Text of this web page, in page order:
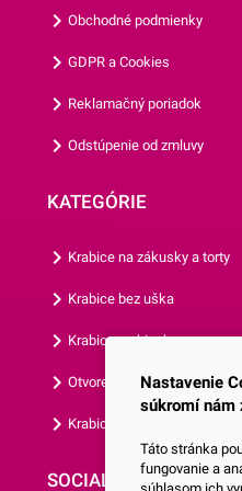
balenie obsahuje 8 kusov
prezrieť si aj ostatné párty
doplnky z našej ponuky.
Obchodné podmienky
GDPR a Cookies
Reklamačný poriadok
Odstúpenie od zmluvy
KATEGÓRIE
Krabice na zákusky a torty
Krabice bez uška
Krabice s okienkom
Otvorená krabica
Krabice s vlastným logom
SOCIALNE SIETE
Nastavenie
súkromí nám
Táto stránka
fungovanie a